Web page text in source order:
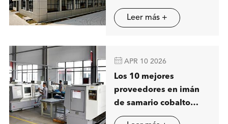
soluciones avanzadas
de separación
Leer más +
 APR 10 2026
Los 10 mejores
proveedores en imán
de samario cobalto
(SmCo) en China